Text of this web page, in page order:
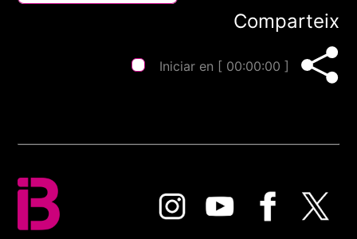
Comparteix
Iniciar en [ 00:00:00 ]